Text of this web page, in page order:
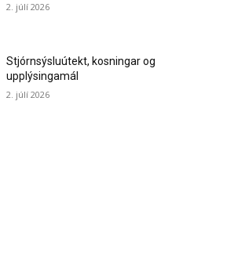
2. júlí 2026
Stjórnsýsluútekt, kosningar og
upplýsingamál
2. júlí 2026